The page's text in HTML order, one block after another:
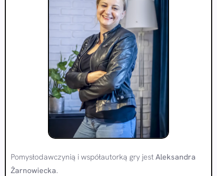
Pomysłodawczynią i współautorką gry jestAleksandra
Żarnowiecka.